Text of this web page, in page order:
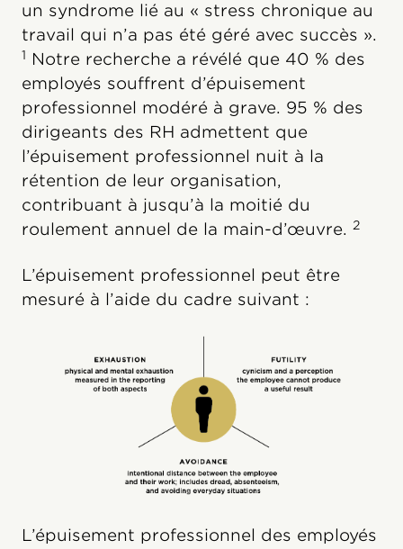
un syndrome lié au « stress chronique au
travail qui n’a pas été géré avec succès ».
1 Notre recherche a révélé que 40 % des
employés souffrent d’épuisement
professionnel modéré à grave. 95 % des
dirigeants des RH admettent que
l’épuisement professionnel nuit à la
rétention de leur organisation,
contribuant à jusqu’à la moitié du
roulement annuel de la main-d’œuvre. 2
L’épuisement professionnel peut être
mesuré à l’aide du cadre suivant :
L’épuisement professionnel des employés